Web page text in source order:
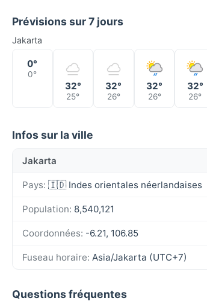
Prévisions sur 7 jours
Jakarta
0°
0°
32°
25°
32°
26°
32°
26°
32°
26°
Infos sur la ville
Jakarta
Pays: 🇮🇩 Indes orientales néerlandaises
Population: 8,540,121
Coordonnées: -6.21, 106.85
Fuseau horaire: Asia/Jakarta (UTC+7)
Questions fréquentes